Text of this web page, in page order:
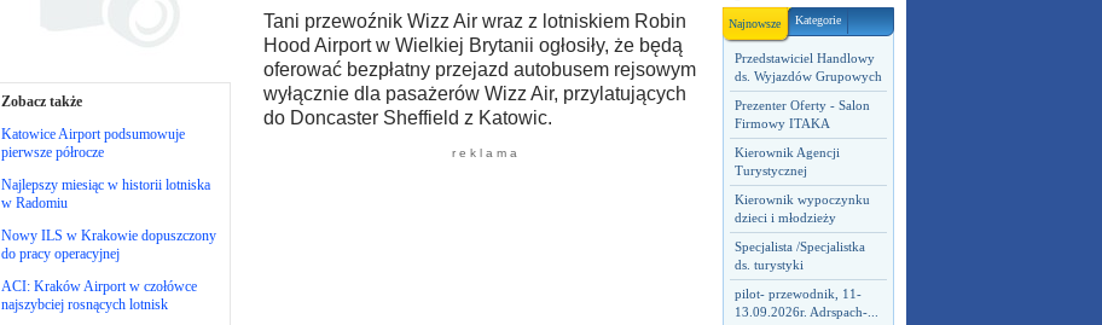
Najnowsze Kategorie
Przedstawiciel Handlowy
ds. Wyjazdów Grupowych
Prezenter Oferty - Salon
Firmowy ITAKA
Kierownik Agencji
Turystycznej
Kierownik wypoczynku
dzieci i młodzieży
Specjalista /Specjalistka
ds. turystyki
pilot- przewodnik, 11-
13.09.2026r. Adrspach-...
Zobacz także
Katowice Airport podsumowuje
pierwsze półrocze
Najlepszy miesiąc w historii lotniska
w Radomiu
Nowy ILS w Krakowie dopuszczony
do pracy operacyjnej
ACI: Kraków Airport w czołówce
najszybciej rosnących lotnisk
Tani przewoźnik Wizz Air wraz z lotniskiem Robin
Hood Airport w Wielkiej Brytanii ogłosiły, że będą
oferować bezpłatny przejazd autobusem rejsowym
wyłącznie dla pasażerów Wizz Air, przylatujących
do Doncaster Sheffield z Katowic.
r e k l a m a